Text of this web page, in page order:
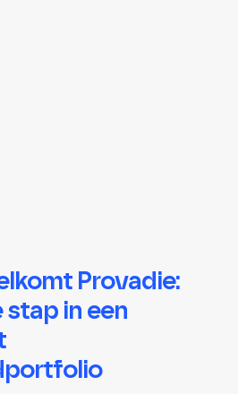
Provadie:
in een